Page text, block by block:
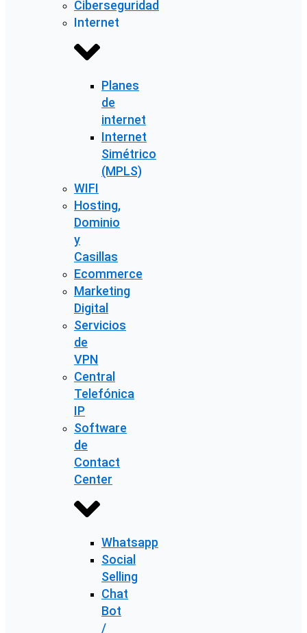
Ciberseguridad
Internet
Planes
de
internet
Internet
Simétrico
(MPLS)
WIFI
Hosting,
Dominio
y
Casillas
Ecommerce
Marketing
Digital
Servicios
de
VPN
Central
Telefónica
IP
Software
de
Contact
Center
Whatsapp
Social
Selling
Chat
Bot
/